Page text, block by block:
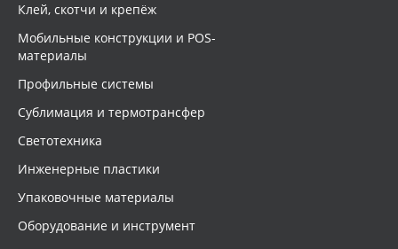
Клей, скотчи и крепёж
Мобильные конструкции и POS-
материалы
Профильные системы
Сублимация и термотрансфер
Светотехника
Инженерные пластики
Упаковочные материалы
Оборудование и инструмент